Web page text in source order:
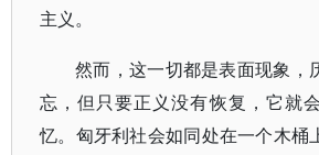
主义。
然而，这一切都是表面现象，
忘，但只要正义没有恢复，它就
忆。匈牙利社会如同处在一个木桶